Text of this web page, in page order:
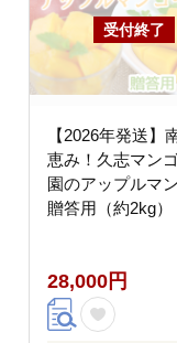
【2026年発送】
恵み！久志マン
園のアップルマ
贈答用（約2kg）
キング 完熟 お気
美味しい 人気 甘
ルーツ 沖縄県 先
28,000円